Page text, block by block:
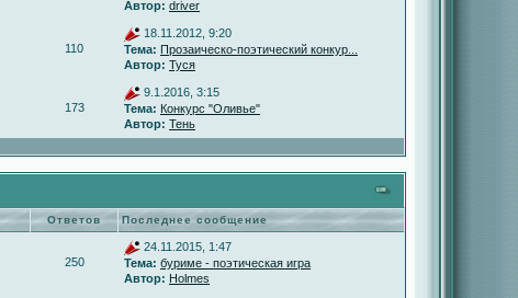
Автор: driver
110
18.11.2012, 9:20
Тема: Прозаическо-поэтический конкур...
Автор: Туся
173
9.1.2016, 3:15
Тема: Конкурс "Оливье"
Автор: Тень
Ответов Последнее сообщение
250
24.11.2015, 1:47
Тема: буриме - поэтическая игра
Автор: Holmes